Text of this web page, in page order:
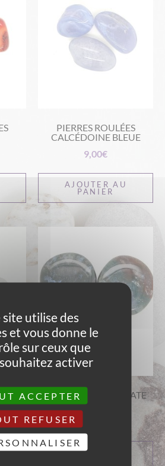
PIERRES ROULÉES
CALCÉDOINE BLEUE
9,00€
AJOUTER AU
PANIER
PIERRES PLATES AGATE
MOUSSE
AJOUTER AU
site utilise des
et vous donne le
sur ceux que
activer
ACCEPTER
REFUSER